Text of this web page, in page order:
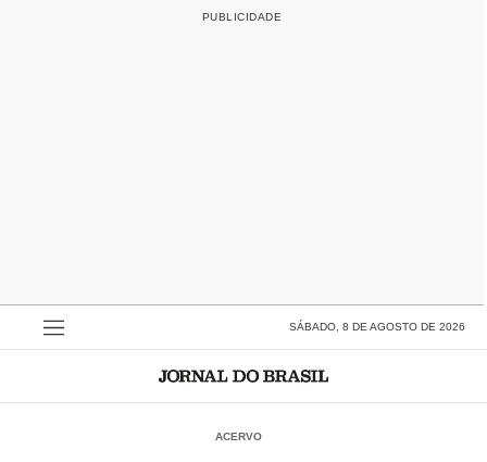
SÁBADO, 8 DE AGOSTO DE 2026
ACERVO